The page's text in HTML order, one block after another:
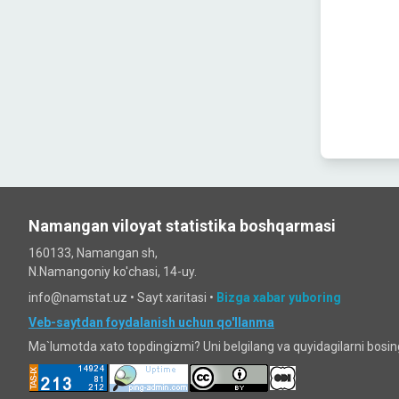
Namangan viloyat statistika boshqarmasi
160133, Namangan sh,
N.Namangoniy ko'chasi, 14-uy.
info@namstat.uz • Sayt xaritasi • Bizga xabar yuboring
Veb-saytdan foydalanish uchun qo'llanma
Ma`lumotda xato topdingizmi? Uni belgilang va quyidagilarni